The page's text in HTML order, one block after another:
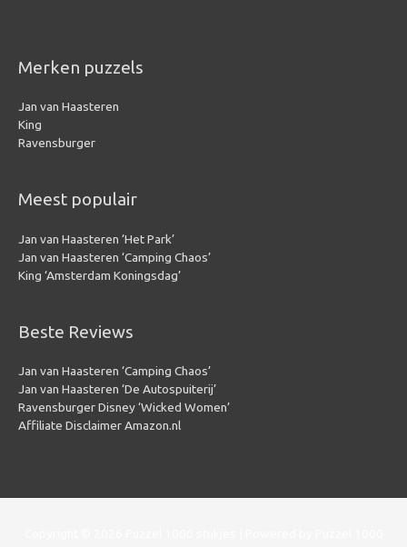
Merken puzzels
Jan van Haasteren
King
Ravensburger
Meest populair
Jan van Haasteren ‘Het Park’
Jan van Haasteren ‘Camping Chaos’
King ‘Amsterdam Koningsdag’
Beste Reviews
Jan van Haasteren ‘Camping Chaos’
Jan van Haasteren ‘De Autospuiterij’
Ravensburger Disney ‘Wicked Women’
Affiliate Disclaimer Amazon.nl